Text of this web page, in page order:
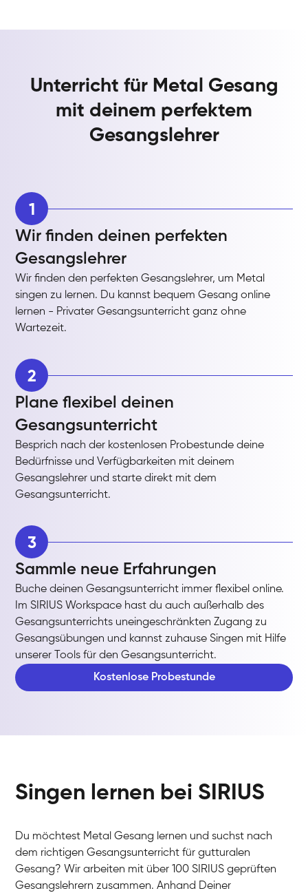
Unterricht für Metal Gesang
mit deinem perfektem
Gesangslehrer
1
Wir finden deinen perfekten
Gesangslehrer
Wir finden den perfekten Gesangslehrer, um Metal
singen zu lernen. Du kannst bequem Gesang online
lernen - Privater Gesangsunterricht ganz ohne
Wartezeit.
2
Plane flexibel deinen
Gesangsunterricht
Besprich nach der kostenlosen Probestunde deine
Bedürfnisse und Verfügbarkeiten mit deinem
Gesangslehrer und starte direkt mit dem
Gesangsunterricht.
3
Sammle neue Erfahrungen
Buche deinen Gesangsunterricht immer flexibel online.
Im SIRIUS Workspace hast du auch außerhalb des
Gesangsunterrichts uneingeschränkten Zugang zu
Gesangsübungen und kannst zuhause Singen mit Hilfe
unserer Tools für den Gesangsunterricht.
Kostenlose Probestunde
Singen lernen bei SIRIUS
Du möchtest Metal Gesang lernen und suchst nach
dem richtigen Gesangsunterricht für gutturalen
Gesang? Wir arbeiten mit über 100 SIRIUS geprüften
Gesangslehrern zusammen. Anhand Deiner